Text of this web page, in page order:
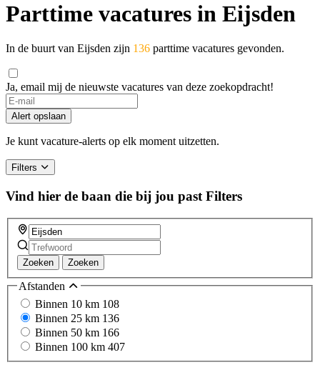
Parttime vacatures in Eijsden
In de buurt van Eijsden zijn 136 parttime vacatures gevonden.
Ja, email mij de nieuwste vacatures van deze zoekopdracht!
Alert opslaan
Je kunt vacature-alerts op elk moment uitzetten.
Filters
Vind hier de baan die bij jou past Filters
Zoeken Zoeken
Afstanden
Binnen 10 km 108
Binnen 25 km 136
Binnen 50 km 166
Binnen 100 km 407